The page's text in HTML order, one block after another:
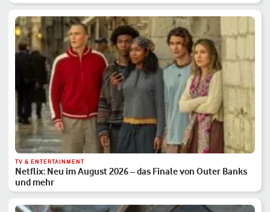
TV & ENTERTAINMENT
Netflix: Neu im August 2026 – das Finale von Outer Banks
und mehr